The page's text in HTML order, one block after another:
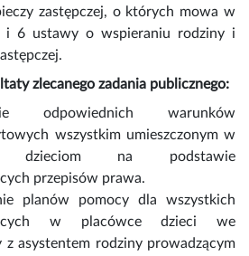
zastępczej, o których mowa w
6 ustawy o wspieraniu rodziny i
zlecanego zadania publicznego:
odpowiednich warunków
wszystkim umieszczonym w
dzieciom na podstawie
przepisów prawa.
planów pomocy dla wszystkich
w placówce dzieci we
z asystentem rodziny prowadzącym